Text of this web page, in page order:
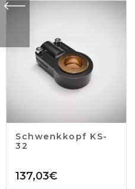
Schwenkkopf KS-
32
137,03€